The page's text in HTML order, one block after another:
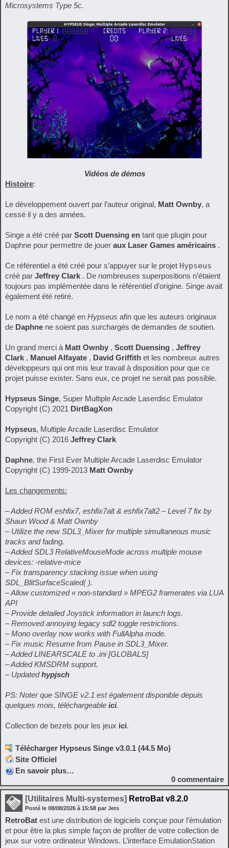
Microsystems Type 5c.
Vidéos de démos
Histoire:
Le développement ouvert par l’auteur original, Matt Ownby, a
cessé il y a des années.
Singe a été créé par Scott Duensing en tant que plugin pour
Daphne pour permettre de jouer aux Laser Games américains .
Ce référentiel a été créé pour s’appuyer sur le projet Hypseus
créé par Jeffrey Clark . De nombreuses superpositions n’étaient
toujours pas implémentée dans le référentiel d’origine. Singe avait
également été retiré.
Le nom a été changé en Hypseus afin que les auteurs originaux
de Daphne ne soient pas surchargés de demandes de soutien.
Un grand merci à Matt Ownby , Scott Duensing , Jeffrey
Clark , Manuel Alfayate , David Griffith et les nombreux autres
développeurs qui ont mis leur travail à disposition pour que ce
projet puisse exister. Sans eux, ce projet ne serait pas possible.
Hypseus Singe, Super Multiple Arcade Laserdisc Emulator
Copyright (C) 2021 DirtBagXon
Hypseus, Multiple Arcade Laserdisc Emulator
Copyright (C) 2016 Jeffrey Clark
Daphne, the First Ever Multiple Arcade Laserdisc Emulator
Copyright (C) 1999-2013 Matt Ownby
Les changements:
– Added ROM eshfix7, eshfix7alt & eshfix7alt2 – Level 7 fix by
Shaun Wood & Matt Ownby
– Utilize the new SDL3_Mixer for multiple simultaneous music
tracks and fading.
– Added SDL3 RelativeMouseMode across multiple mouse
devices: -relative-mice
– Fix transparency stacking issue when using
SDL_BlitSurfaceScaled( ).
– Allow customized « non-standard » MPEG2 framerates via LUA
API
– Provide detailed Joystick information in launch logs.
– Removed annoying legacy sdl2 toggle restrictions.
– Mono overlay now works with FullAlpha mode.
– Fix music Resume from Pause in SDL3_Mixer.
– Added LINEARSCALE to .ini [GLOBALS]
– Added KMSDRM support.
– Updatedhypjsch
PS: Noter que SINGE v2.1 est également disponible depuis
quelques mois, téléchargeable ici.
Collection de bezels pour les jeux ici.
Télécharger Hypseus Singe v3.0.1 (44.5 Mo)
Site Officiel
En savoir plus…
0 commentaire
[Utilitaires Multi-systemes] RetroBat v8.2.0
Posté le 08/08/2026 à 15:58 par Jets
RetroBat est une distribution de logiciels conçue pour l’émulation
et pour être la plus simple façon de profiter de votre collection de
jeux sur votre ordinateur Windows. L’interface EmulationStation